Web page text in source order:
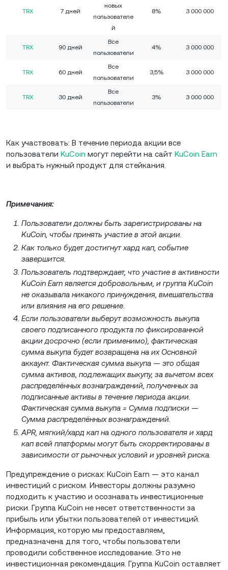
TRX 7 дней
новых
пользователе
й
8% 3 000 000
TRX 90 дней
Все
пользователи
4% 3 000 000
TRX 60 дней
Все
пользователи
3,5% 3 000 000
TRX 30 дней
Все
пользователи
3% 3 000 000
Как участвовать: В течение периода акции все
пользователи KuCoin могут перейти на сайт KuCoin Earn
и выбрать нужный продукт для стейкания.
Примечания:
Пользователи должны быть зарегистрированы на
KuCoin, чтобы принять участие в этой акции.
Как только будет достигнут хард кап, событие
завершится.
Пользователь подтверждает, что участие в активности
KuCoin Earn является добровольным, и группа KuCoin
не оказывала никакого принуждения, вмешательства
или влияния на его решение.
Если пользователи выберут возможность выкупа
своего подписанного продукта по фиксированной
акции досрочно (если применимо), фактическая
сумма выкупа будет возвращена на их Основной
аккаунт. Фактическая сумма выкупа — это общая
сумма активов, подлежащих выкупу, за вычетом всех
распределённых вознаграждений, полученных за
подписанные активы в течение периода акции.
Фактическая сумма выкупа = Сумма подписки —
Сумма распределённых вознаграждений.
APR, мягкий/хард кап на одного пользователя и хард
кап всей платформы могут быть скорректированы в
зависимости от рыночных условий и уровней риска.
Предупреждение о рисках: KuCoin Earn — это канал
инвестиций с риском. Инвесторы должны разумно
подходить к участию и осознавать инвестиционные
риски. Группа KuCoin не несет ответственности за
прибыль или убытки пользователей от инвестиций.
Информация, которую мы предоставляем,
предназначена для того, чтобы пользователи
проводили собственное исследование. Это не
инвестиционная рекомендация. Группа KuCoin оставляет